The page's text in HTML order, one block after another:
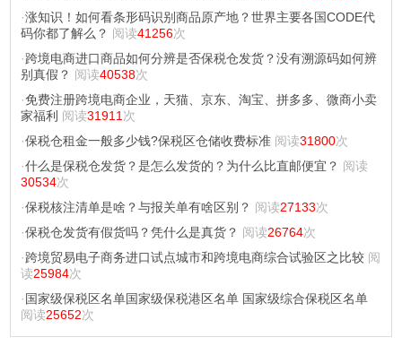
·涨知识！如何看条形码识别商品原产地？世界主要各国CODE代
码你都了解么？ 阅读41256次
·跨境电商进口商品如何分辨是否保税仓发货？没有溯源码如何辨
别真假？ 阅读40538次
·免费注册跨境电商企业，天猫、京东、淘宝、拼多多、微商小卖
家福利 阅读31911 次
·保税仓租金一般多少钱?保税区仓储收费标准阅读31800次
·什么是保税仓发货？是怎么发货的？为什么比直邮便宜？ 阅读
30534次
·保税核注清单是啥？与报关单有啥区别？ 阅读27133次
·保税仓发货有假货吗？凭什么是真货？ 阅读26764次
·跨境贸易电子商务进口试点城市和跨境电商综合试验区之比较阅
读25984次
· 国家级保税区名单国家级保税港区名单 国家级综合保税区名单
阅读25652次